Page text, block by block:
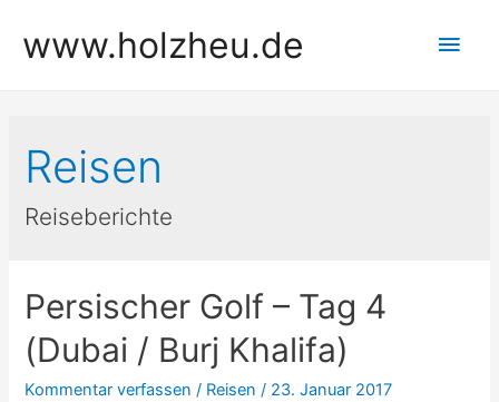
Inhaltwww.holzheu.de
Reisen
Reiseberichte
Persischer Golf – Tag 4
(Dubai / Burj Khalifa)
Kommentar verfassen / Reisen / 23. Januar 2017